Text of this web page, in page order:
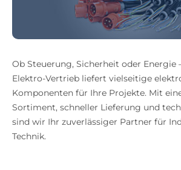
Ob Steuerung, Sicherheit oder Energie
Elektro-Vertrieb liefert vielseitige
Komponenten für Ihre Projekte. Mit
Sortiment, schneller Lieferung und
sind wir Ihr zuverlässiger Partner für
Technik.